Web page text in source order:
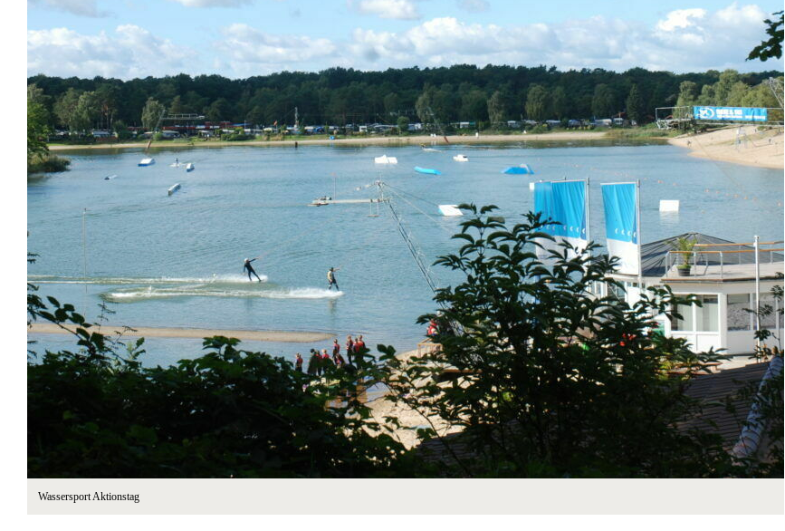
Wassersport Aktionstag